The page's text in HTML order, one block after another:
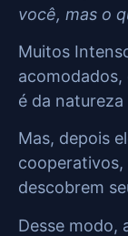
você, mas o
Muitos
acomodados,
é da
Mas, depois
descobrem
Desse modo,